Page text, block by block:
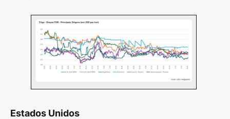
Estados Unidos